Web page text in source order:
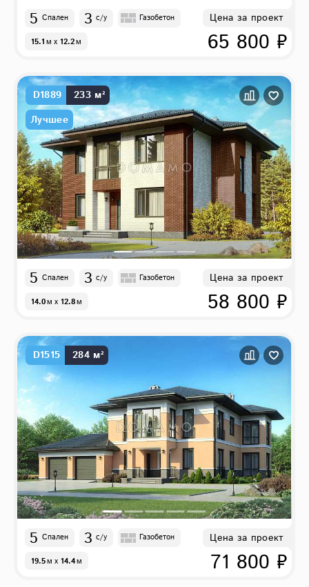
5 Спален 3 с/у Газобетон
15.1м x 12.2м
Цена за проект
65 800 ₽
D1889
233 м²
Лучшее
5 Спален 3 с/у Газобетон
14.0м x 12.8м
Цена за проект
58 800 ₽
D1515 284 м²
5 Спален 3 с/у Газобетон
19.5м x 14.4м
Цена за проект
71 800 ₽